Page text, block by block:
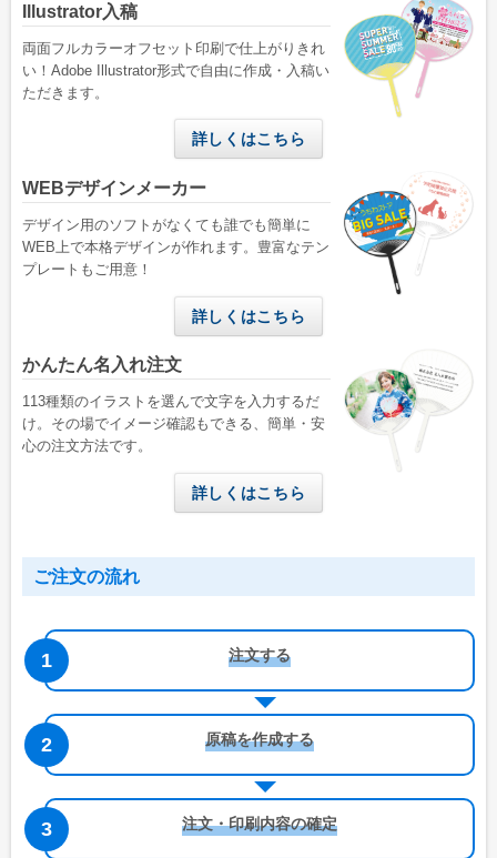
Illustrator入稿
両面フルカラーオフセット印刷で仕上がりきれ
い！Adobe Illustrator形式で自由に作成・入稿い
ただきます。
詳しくはこちら
WEBデザインメーカー
デザイン用のソフトがなくても誰でも簡単に
WEB上で本格デザインが作れます。豊富なテン
プレートもご用意！
詳しくはこちら
かんたん名入れ注文
113種類のイラストを選んで文字を入力するだ
け。その場でイメージ確認もできる、簡単・安
心の注文方法です。
詳しくはこちら
ご注文の流れ
注文する
原稿を作成する
注文・印刷内容の確定